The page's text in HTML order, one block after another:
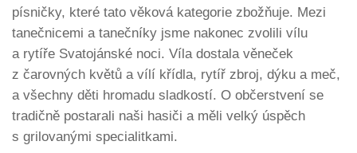
písničky, které tato věková kategorie zbožňuje. Mezi
tanečnicemi a tanečníky jsme nakonec zvolili vílu
a rytíře Svatojánské noci. Víla dostala věneček
z čarovných květů a vílí křídla, rytíř zbroj, dýku a meč,
a všechny děti hromadu sladkostí. O občerstvení se
tradičně postarali naši hasiči a měli velký úspěch
s grilovanými specialitkami.